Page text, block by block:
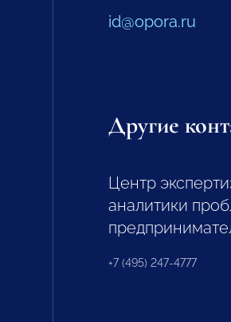
id@opora.ru
Другие
Центр
аналитики
+7 (495) 247-4777